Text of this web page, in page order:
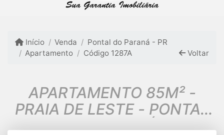
Início Venda
Pontal do Paraná - PR
Apartamento
Código 1287A Voltar
APARTAMENTO 85M² -
PRAIA DE LESTE - PONTAL
DO PARANÁ